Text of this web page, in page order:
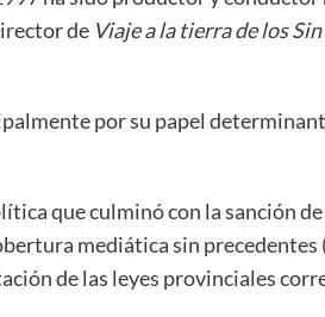
de Viaje a la tierra de los
por su papel
que culminó con la sanción
mediática sin precedentes
de las leyes provinciales